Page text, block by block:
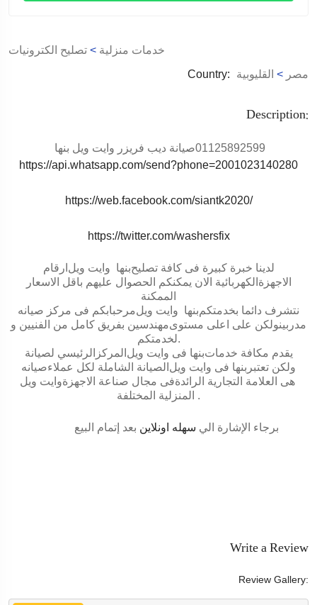
خدمات منزلية > تصليح الكترونيات
Country:
مصر > القليوبية
Description:
صيانة ديب فريزر وايت ويل بنها01125892599
https://api.whatsapp.com/send?phone=2001023140280
https://web.facebook.com/siantk2020/
https://twitter.com/washersfix
ارقام وايت ويل بنهالدينا خبرة كبيرة فى كافة تصليح
الاجهزةالكهربائية الان يمكنكم الحصوال عليهم باقل الاسعار
الممكنة
مرحبابكم فى مركز صيانهوايت ويل بنهانتشرف دائما بخدمتكم
بفريق كامل من الفنيين و مهندسينمدربينولكن على اعلى مستوى
لخدمتكم.
المركزالرئيسي لصيانة وايت ويل فى بنهايقدم مكافة خدمات
الصيانة الشاملة لكل عملاءصيانه وايت ويل فى بنها ولكن تعتبر
وايت ويلهى العلامة التجارية الرائدةفى مجال صناعة الاجهزة
المنزلية المختلفة .
برجاء الإشارة الي سهله اونلاين بعد إتمام البيع
Write a Review
Review Gallery: